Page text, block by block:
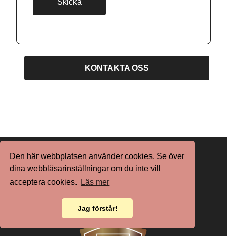
Den här webbplatsen använder cookies. Se över
dina webbläsarinställningar om du inte vill
acceptera cookies.
Läs mer
Jag förstår!
KONTAKTA OSS
www.almega.se
www.kompetensforetagen.se
www.byggforetagen.se